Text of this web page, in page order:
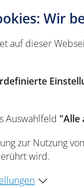
Wir
auf dieser
Auswahlfeld "Alle
zur Nutzung
wird.